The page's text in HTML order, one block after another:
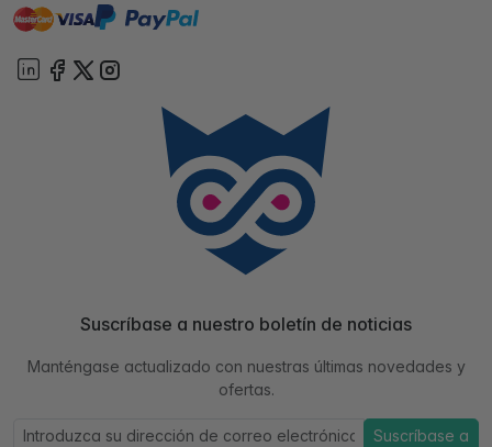
mastervisa paypal
Suscríbase a nuestro boletín de noticias
Manténgase actualizado con nuestras últimas novedades y
ofertas.
Suscríbase a